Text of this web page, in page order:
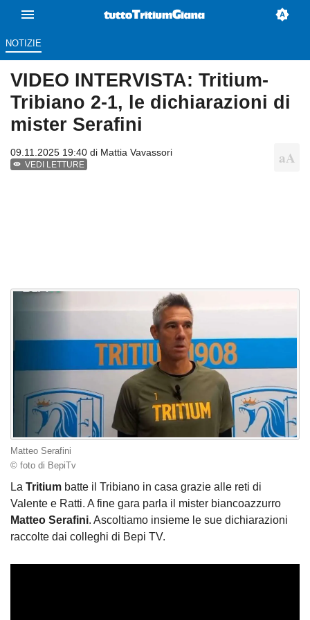
NOTIZIE
VIDEO INTERVISTA: Tritium-
Tribiano 2-1, le dichiarazioni di
mister Serafini
09.11.2025 19:40 di Mattia Vavassori
VEDI LETTURE
Matteo Serafini
© foto di BepiTv
La Tritium batte il Tribiano in casa grazie alle reti di
Valente e Ratti. A fine gara parla il mister biancoazzurro
Matteo Serafini. Ascoltiamo insieme le sue dichiarazioni
raccolte dai colleghi di Bepi TV.